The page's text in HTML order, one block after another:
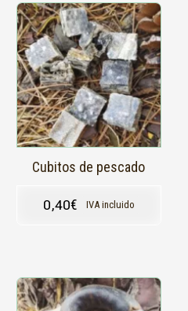
Cubitos de pescado
0,40€ IVA incluido